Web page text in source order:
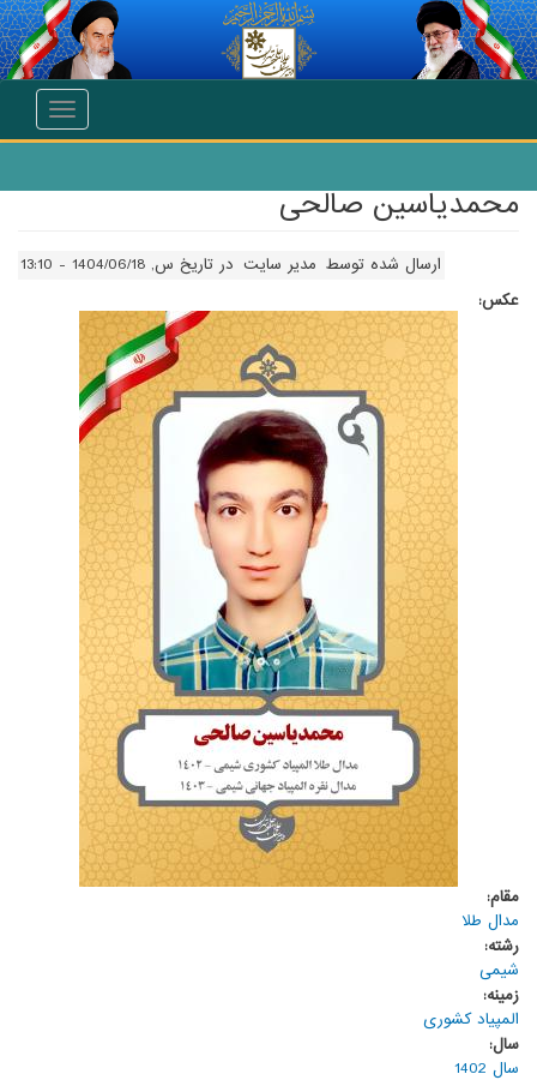
انتقال به محتوای اصلی
Toggle
محمدیاسین صالحی
ارسال شده توسط مدیر سایت در تاریخ س, 1404/06/18 - 13:10
عکس:
مقام:
مدال طلا
رشته:
شیمی
زمینه:
المپیاد کشوری
سال:
سال 1402